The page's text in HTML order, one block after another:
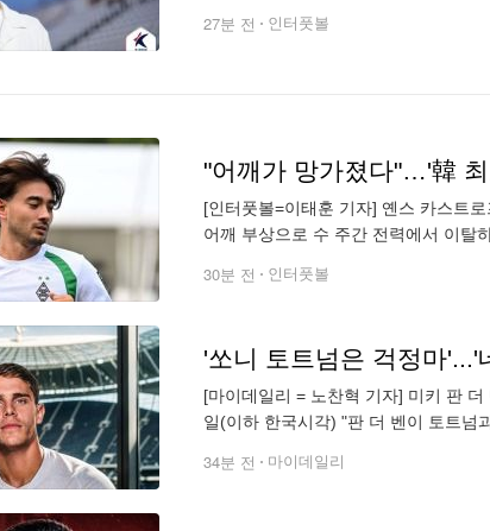
27분 전 인터풋볼
[인터풋볼=이태훈 기자] 옌스 카스트
어깨 부상으로 수 주간 전력에서 이탈
30분 전 인터풋볼
[마이데일리 = 노찬혁 기자] 미키 판
일(이하 한국시각) "판 더 벤이 토트넘
34분 전 마이데일리